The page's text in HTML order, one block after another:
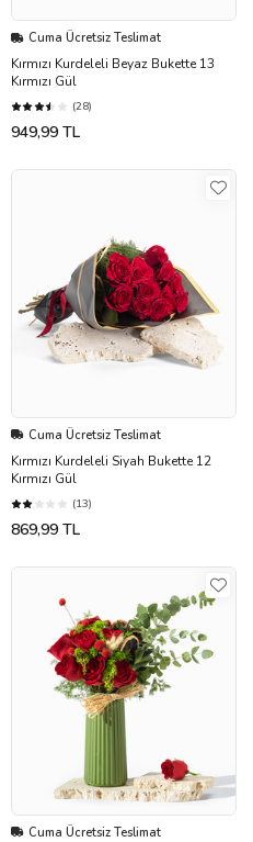
Cuma Ücretsiz Teslimat
Kırmızı Kurdeleli Beyaz Bukette 13
Kırmızı Gül
(28)
949,99 TL
Cuma Ücretsiz Teslimat
Kırmızı Kurdeleli Siyah Bukette 12
Kırmızı Gül
(13)
869,99 TL
Cuma Ücretsiz Teslimat